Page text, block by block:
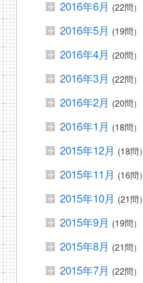
2016年6月 (22問）
2016年5月 (19問）
2016年4月 (20問）
2016年3月 (22問）
2016年2月 (20問）
2016年1月 (18問）
2015年12月 (18問）
2015年11月 (16問）
2015年10月 (21問）
2015年9月 (19問）
2015年8月 (21問）
2015年7月 (22問）